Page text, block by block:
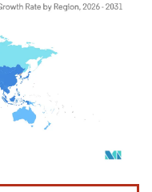
atribuição conforme CC BY 4.0.